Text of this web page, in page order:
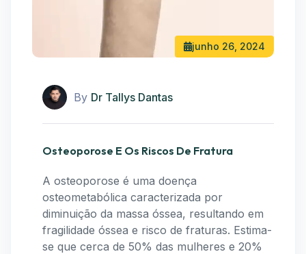
junho 26, 2024
By Dr Tallys Dantas
Osteoporose E Os Riscos De Fratura
A osteoporose é uma doença
osteometabólica caracterizada por
diminuição da massa óssea, resultando em
fragilidade óssea e risco de fraturas. Estima-
se que cerca de 50% das mulheres e 20%